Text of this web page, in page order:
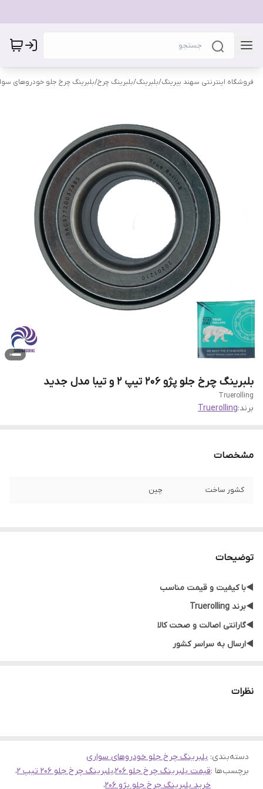
فروشگاه اینترنتی سهند بیرینگ/بلبرینگ/بلبرینگ چرخ/بلبرینگ چرخ جلو خودروهای
بلبرینگ چرخ جلو پژو 206 تیپ 2 و تیبا مدل جدید
Truerolling
برند:Truerolling
مشخصات
کشور ساخت چین
توضیحات
◀️با کیفیت و قیمت مناسب
◀️برند Truerolling
◀️گارانتی اصالت و صحت کالا
◀️ارسال به سراسر کشور
نظرات
دسته‌بندی: بلبرینگ چرخ جلو خودروهای سواری
برچسب‌ها :قیمت بلبرینگ چرخ جلو 206 ،بلبرینگ چرخ جلو 206 تیپ 2
،
خرید بلبرینگ چرخ جلو پژو 206
،